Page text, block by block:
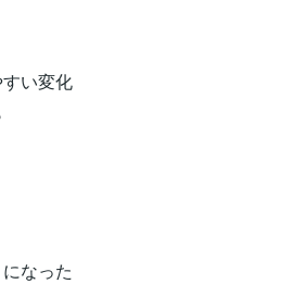
い変化
なった